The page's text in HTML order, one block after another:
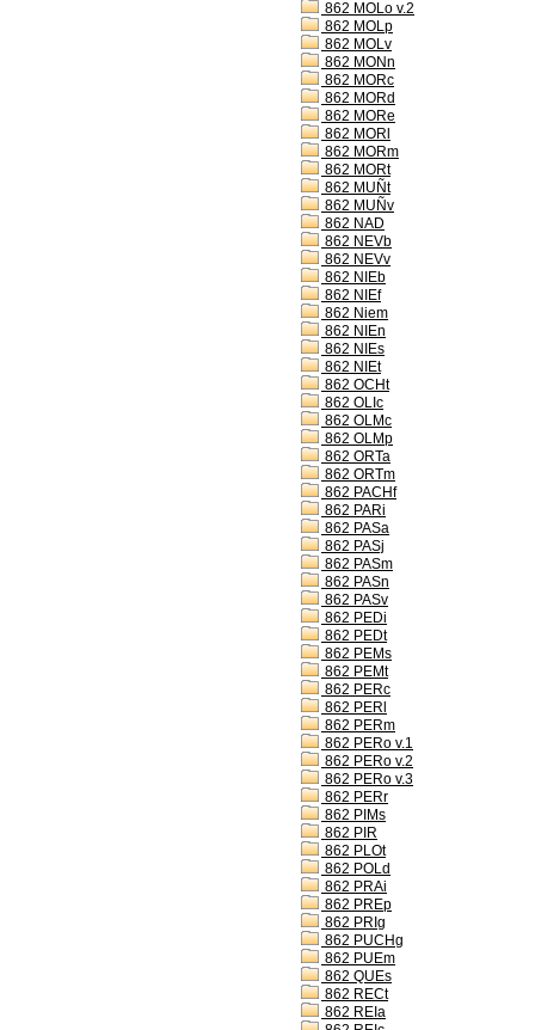
862 MOLo v.2
862 MOLp
862 MOLv
862 MONn
862 MORc
862 MORd
862 MORe
862 MORl
862 MORm
862 MORt
862 MUÑt
862 MUÑv
862 NAD
862 NEVb
862 NEVv
862 NIEb
862 NIEf
862 Niem
862 NIEn
862 NIEs
862 NIEt
862 OCHt
862 OLIc
862 OLMc
862 OLMp
862 ORTa
862 ORTm
862 PACHf
862 PARi
862 PASa
862 PASj
862 PASm
862 PASn
862 PASv
862 PEDi
862 PEDt
862 PEMs
862 PEMt
862 PERc
862 PERl
862 PERm
862 PERo v.1
862 PERo v.2
862 PERo v.3
862 PERr
862 PIMs
862 PIR
862 PLOt
862 POLd
862 PRAi
862 PREp
862 PRIg
862 PUCHg
862 PUEm
862 QUEs
862 RECt
862 REIa